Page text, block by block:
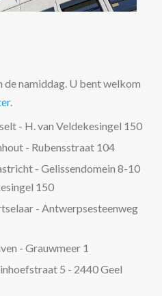
de namiddag. U bent welkom
.
- H. van Veldekesingel 150
- Rubensstraat 104
- Gelissendomein 8-10
150
- Antwerpsesteenweg
- Grauwmeer 1
5 - 2440 Geel